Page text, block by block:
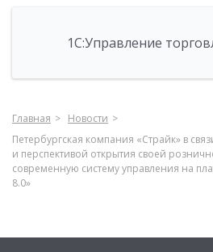
1С:Управление
Главная
Новости
Петербургская компания «Страйк» в
и перспективой открытия своей
современную систему управления на
8.0»